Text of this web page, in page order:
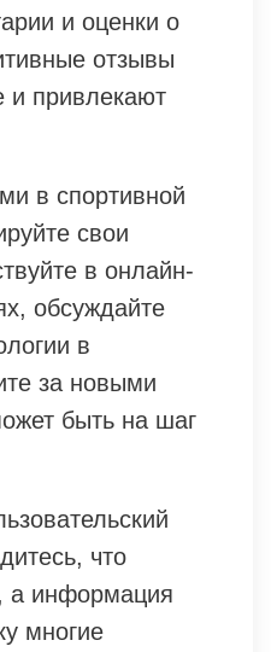
и оценки о
отзывы
привлекают
в спортивной
свои
в онлайн-
обсуждайте
в
за новыми
быть на шаг
что
а информация
многие